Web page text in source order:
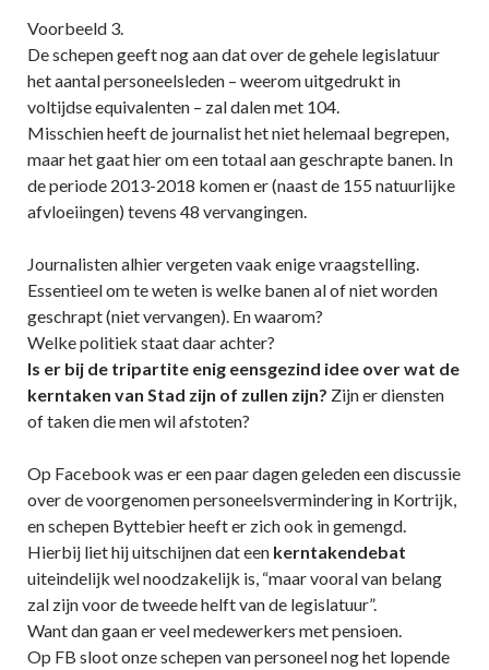
Voorbeeld 3.
De schepen geeft nog aan dat over de gehele legislatuur
het aantal personeelsleden – weerom uitgedrukt in
voltijdse equivalenten – zal dalen met 104.
Misschien heeft de journalist het niet helemaal begrepen,
maar het gaat hier om een totaal aan geschrapte banen. In
de periode 2013-2018 komen er (naast de 155 natuurlijke
afvloeiingen) tevens 48 vervangingen.
Journalisten alhier vergeten vaak enige vraagstelling.
Essentieel om te weten is welke banen al of niet worden
geschrapt (niet vervangen). En waarom?
Welke politiek staat daar achter?
Is er bij de tripartite enig eensgezind idee over wat de
kerntaken van Stad zijn of zullen zijn? Zijn er diensten
of taken die men wil afstoten?
Op Facebook was er een paar dagen geleden een discussie
over de voorgenomen personeelsvermindering in Kortrijk,
en schepen Byttebier heeft er zich ook in gemengd.
Hierbij liet hij uitschijnen dat een kerntakendebat
uiteindelijk wel noodzakelijk is, “maar vooral van belang
zal zijn voor de tweede helft van de legislatuur”.
Want dan gaan er veel medewerkers met pensioen.
Op FB sloot onze schepen van personeel nog het lopende